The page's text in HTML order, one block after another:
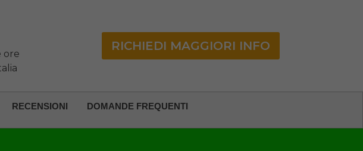
ore
RICHIEDI MAGGIORI INFO
RECENSIONI DOMANDE FREQUENTI